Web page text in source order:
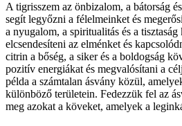
A tigrisszem az önbizalom, a bátorság
segít legyőzni a félelmeinket és
a nyugalom, a spiritualitás és a
elcsendesíteni az elménket és
citrin a bőség, a siker és a boldogság
pozitív energiákat és megvalósítani a
példa a számtalan ásvány közül,
különböző területein. Fedezzük fel az
meg azokat a köveket, amelyek a